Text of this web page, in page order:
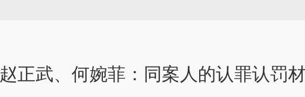
赵正武、何婉菲：同案人的认罪认罚